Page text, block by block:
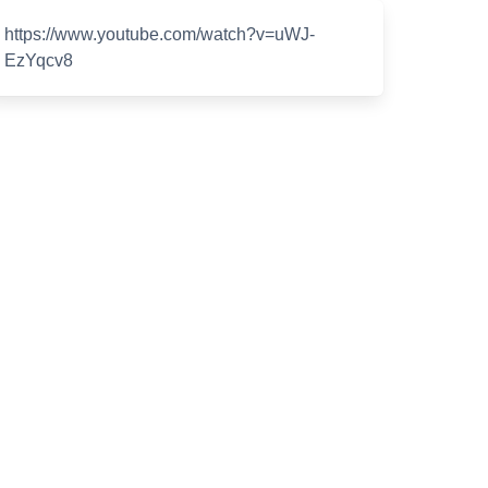
https://www.youtube.com/watch?v=uWJ-
EzYqcv8